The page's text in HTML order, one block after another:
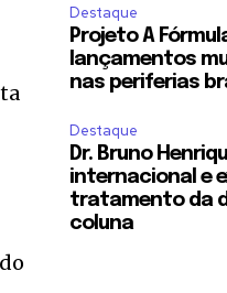
Destaque
Projeto A
lançamentos
nas periferias
Destaque
Dr. Bruno
internacional e
tratamento da
coluna